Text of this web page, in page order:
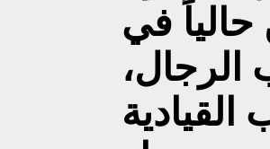
حالياً في
الرجال،